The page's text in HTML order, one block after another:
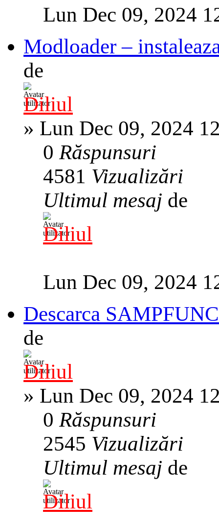
Lun Dec 09, 2024
Modloader –
de
Diliul
» Lun Dec 09, 2024
0Răspunsuri
4581 Vizualizări
Ultimul mesaj de
Diliul
Lun Dec 09, 2024
Descarca
de
Diliul
» Lun Dec 09, 2024
0Răspunsuri
2545 Vizualizări
Ultimul mesaj de
Diliul